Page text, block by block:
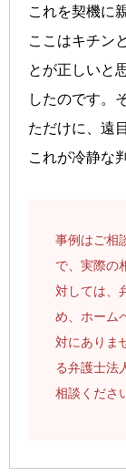
これを契機に
ここはキチン
とが正しいと
したのです。
ただけに、遠
これが冷静な
事例はご相
で、実際の
対しては、
め、ホーム
対にありま
る弁護士法
相談くださ